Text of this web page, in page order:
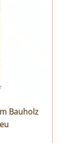
Bauholz